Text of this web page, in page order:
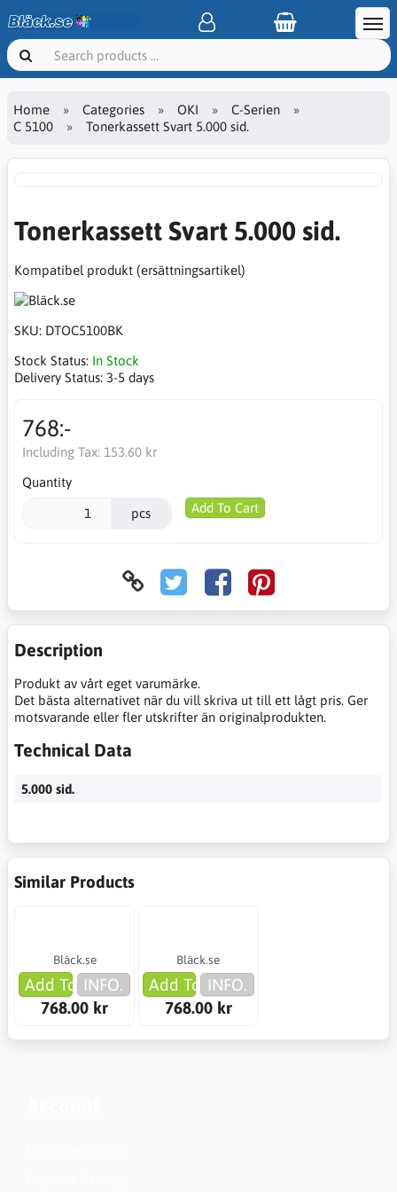
Home Categories OKI
C-Serien
C 5100
Tonerkassett Svart 5.000 sid.
Tonerkassett Svart 5.000 sid.
Kompatibel produkt (ersättningsartikel)
SKU: DTOC5100BK
Stock Status: In Stock
Delivery Status: 3-5 days
768:-
Including Tax: 153.60 kr
Quantity
pcs Add To Cart
Description
Produkt av vårt eget varumärke.
Det bästa alternativet när du vill skriva ut till ett lågt pris. Ger
motsvarande eller fler utskrifter än originalprodukten.
Technical Data
5.000 sid.
Similar Products
Bläck.se
Add To Cart
INFO.
768.00 kr
Bläck.se
Add To Cart
INFO.
768.00 kr